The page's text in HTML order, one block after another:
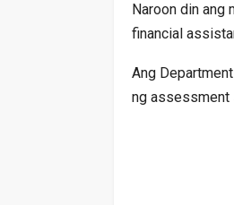
Naroon din ang
financial
Ang
ng assessment